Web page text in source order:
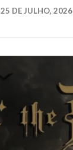
25 DE JULHO, 2026